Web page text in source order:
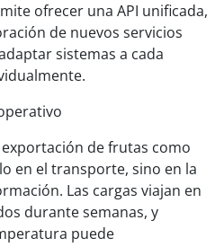
ofrecer una API unificada,
de nuevos servicios
sistemas a cada
de frutas como
en el transporte, sino en la
Las cargas viajan en
durante semanas, y
puede